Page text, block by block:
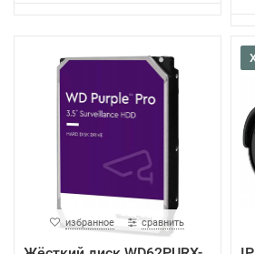
избранное сравнить